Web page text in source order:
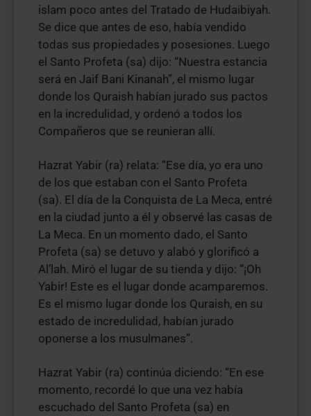
islam poco antes del Tratado de Hudaibiyah.
Se dice que antes de eso, había vendido
todas sus propiedades y posesiones. Luego
el Santo Profeta (sa) dijo: “Nuestra estancia
será en Jaif Bani Kinanah”, el mismo lugar
donde los Quraish habían jurado sus pactos
en la incredulidad, y ordenó a todos los
Compañeros que se reunieran allí.
Hazrat Yabir (ra) relata: “Ese día, yo era uno
de los que estaban con el Santo Profeta
(sa). El día de la Conquista de La Meca, entré
en la ciudad junto a él y observé las casas de
La Meca. En un momento dado, el Santo
Profeta (sa) se detuvo y alabó y glorificó a
Al’lah. Miró el lugar de su tienda y dijo: “¡Oh
Yabir! Este es el lugar donde acamparemos.
Es el mismo lugar donde los Quraish, en su
estado de incredulidad, habían jurado
oponerse a los musulmanes”.
Hazrat Yabir (ra) continúa diciendo: “En ese
momento, recordé lo que una vez había
escuchado del Santo Profeta (sa) en